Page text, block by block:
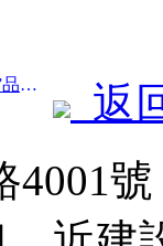
前一篇：中旅集團發布“中旅好時光”品牌，布局銀發旅游市場
返
4001